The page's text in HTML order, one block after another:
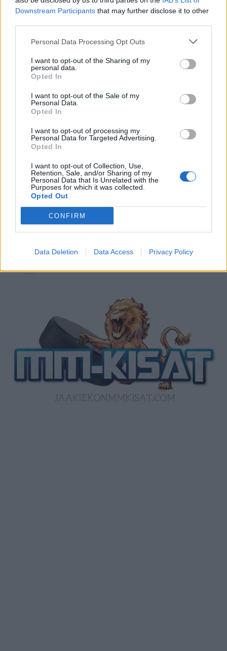
Downstream Participants that may further disclose it to other
Personal Data Processing Opt Outs
I want to opt-out of the Sharing of my
personal data.
Opted In
I want to opt-out of the Sale of my
Personal Data.
Opted In
I want to opt-out of processing my
Personal Data for Targeted Advertising.
Opted In
I want to opt-out of Collection, Use,
Retention, Sale, and/or Sharing of my
Personal Data that Is Unrelated with the
Purposes for which it was collected.
Opted Out
CONFIRM
Data Deletion Data Access Privacy Policy
Edellinen artikkeli
MTV: Jokerit hankki entisen
aiheuttanut urallaan myös
Seuraava artikkeli
Ruotsin EHT: Sveitsi – Suomi
LIITTYVÄT ARTIKKELIT LISÄÄ TEKIJÄLTÄ
Leijonat voitti maailmanmestaruuden
jatkoajalla
Tässä Leijonien kentälliset MM-finaaliin!
Huikeaa draamaa pronssiottelussa –